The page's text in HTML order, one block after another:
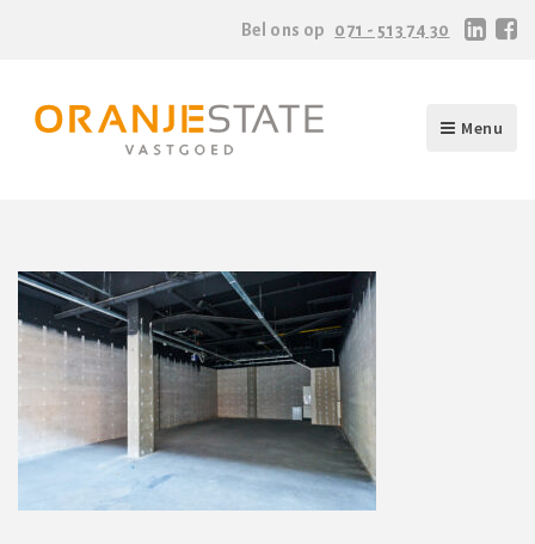
Bel ons op 071 - 513 74 30
Menu